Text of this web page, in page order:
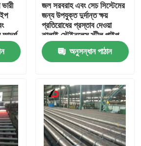
আদর্শ
জল সরবরাহ এবং সেচ সিস্টেমের
জন্য উপযুক্ত দুর্দান্ত ক্ষয়
প্রতিরোধের প্রস্তাব দেওয়া
ঝালাই স্টেইনলেস স্টীল পাইপ
অনুসন্ধান পাঠান